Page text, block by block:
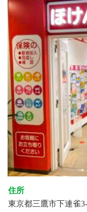
住所
東京都三鷹市下連雀